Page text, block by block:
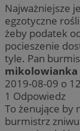
Najważniejsze
egzotyczne
żeby podatek
pocieszenie
tyle. Pan
mikolowianka
2019-08-09 o
1 Odpowiedz
To żenujące by
burmistrz